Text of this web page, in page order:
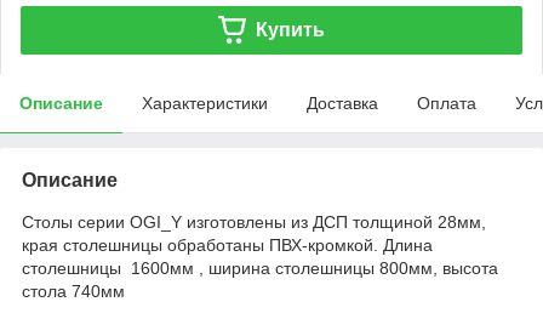
Купить
Описание Характеристики Доставка Оплата
Описание
Столы серии OGI_Y изготовлены из ДСП толщиной 28мм,
края столешницы обработаны ПВХ-кромкой. Длина
столешницы 1600мм , ширина столешницы 800мм, высота
стола 740мм